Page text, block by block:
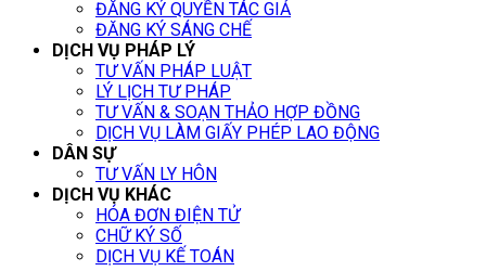
ĐĂNG KÝ QUYỀN TÁC GIẢ
ĐĂNG KÝ SÁNG CHẾ
DỊCH VỤ PHÁP LÝ
TƯ VẤN PHÁP LUẬT
LÝ LỊCH TƯ PHÁP
TƯ VẤN & SOẠN THẢO HỢP ĐỒNG
DỊCH VỤ LÀM GIẤY PHÉP LAO ĐỘNG
DÂN SỰ
TƯ VẤN LY HÔN
DỊCH VỤ KHÁC
HÓA ĐƠN ĐIỆN TỬ
CHỮ KÝ SỐ
DỊCH VỤ KẾ TOÁN